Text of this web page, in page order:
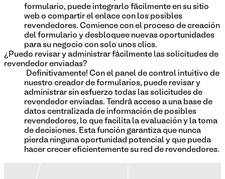
formulario, puede integrarlo fácilmente en su sitio
web o compartir el enlace con los posibles
revendedores. Comience con el proceso de creación
del formulario y desbloquee nuevas oportunidades
para su negocio con solo unos clics.
¿Puedo revisar y administrar fácilmente las solicitudes de
revendedor enviadas?
¡Definitivamente! Con el panel de control intuitivo de
nuestro creador de formularios, puede revisar y
administrar sin esfuerzo todas las solicitudes de
revendedor enviadas. Tendrá acceso a una base de
datos centralizada de información de posibles
revendedores, lo que facilita la evaluación y la toma
de decisiones. Esta función garantiza que nunca
pierda ninguna oportunidad potencial y que pueda
hacer crecer eficientemente su red de revendedores.